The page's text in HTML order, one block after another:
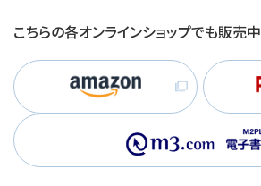
こちらの各オンラインショップでも販売中